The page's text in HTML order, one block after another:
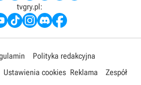
tvgry.pl:
Polityka redakcyjna
Ustawienia cookies Reklama
Zespół